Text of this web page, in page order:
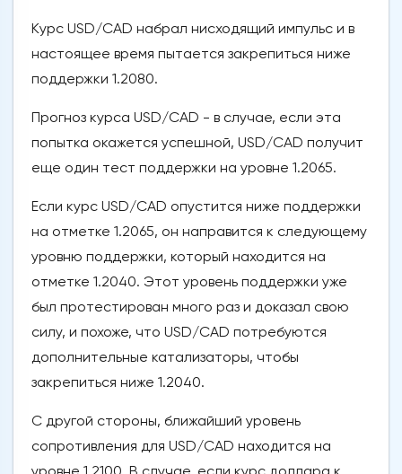
Курс USD/CAD набрал нисходящий импульс и в
настоящее время пытается закрепиться ниже
поддержки 1.2080.
Прогноз курса USD/CAD - в случае, если эта
попытка окажется успешной, USD/CAD получит
еще один тест поддержки на уровне 1.2065.
Если курс USD/CAD опустится ниже поддержки
на отметке 1.2065, он направится к следующему
уровню поддержки, который находится на
отметке 1.2040. Этот уровень поддержки уже
был протестирован много раз и доказал свою
силу, и похоже, что USD/CAD потребуются
дополнительные катализаторы, чтобы
закрепиться ниже 1.2040.
С другой стороны, ближайший уровень
сопротивления для USD/CAD находится на